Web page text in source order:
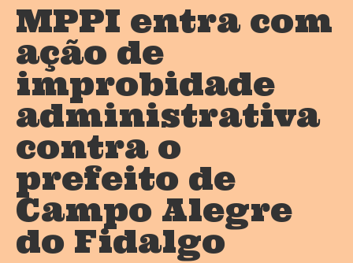
MPPI entra com
ação de
improbidade
administrativa
contra o
prefeito de
Campo Alegre
do Fidalgo